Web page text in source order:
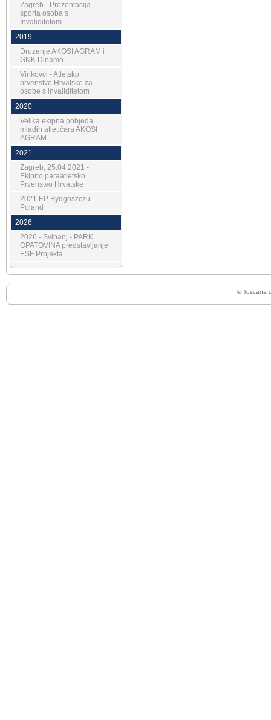
Zagreb - Prezentacija
sporta osoba s
Invaliditetom
2019
Druzenje AKOSI AGRAM i
GNK Dinamo
Vinkovci - Atletsko
prvenstvo Hrvatske za
osobe s invaliditetom
2020
Velika ekipna pobjeda
mladih atletičara AKOSI
AGRAM
2021
Zagreb, 25.04.2021 -
Ekipno paraatletsko
Prvenstvo Hrvatske
2021 EP Bydgoszczu-
Poland
2026
2026 - Svibanj - PARK
OPATOVINA predstavljanje
ESF Projekta
© Toscana